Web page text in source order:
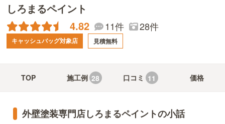
しろまるペイント
4.82 11件 28件
キャッシュバッグ対象店 見積無料
TOP 施工例 28 口コミ 11 価格
外壁塗装専門店しろまるペイントの小話